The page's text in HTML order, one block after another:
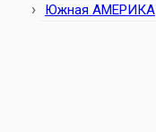
Южная АМЕРИКА